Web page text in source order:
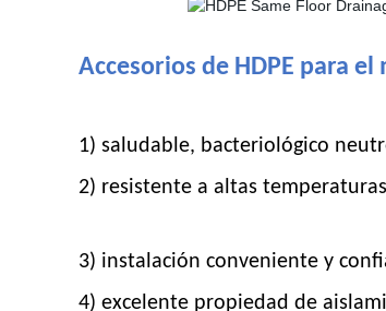
Accesorios de HDPE para
1) saludable, bacteriológico
2) resistente a altas
3) instalación conveniente y
4) excelente propiedad de